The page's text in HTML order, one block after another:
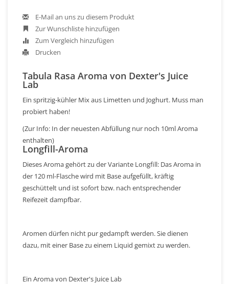
E-Mail an uns zu diesem Produkt
Zur Wunschliste hinzufügen
Zum Vergleich hinzufügen
Drucken
Tabula Rasa Aroma von Dexter's Juice
Lab
Ein spritzig-kühler Mix aus Limetten und Joghurt. Muss man
probiert haben!
(Zur Info: In der neuesten Abfüllung nur noch 10ml Aroma
enthalten)
Longfill-Aroma
Dieses Aroma gehört zu der Variante Longfill: Das Aroma in
der 120 ml-Flasche wird mit Base aufgefüllt, kräftig
geschüttelt und ist sofort bzw. nach entsprechender
Reifezeit dampfbar.
Aromen dürfen nicht pur gedampft werden. Sie dienen
dazu, mit einer Base zu einem Liquid gemixt zu werden.
Ein Aroma von Dexter's Juice Lab